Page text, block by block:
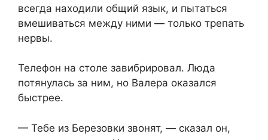
всегда находили общий язык, и пытаться
вмешиваться между ними — только трепать
нервы.
Телефон на столе завибрировал. Люда
потянулась за ним, но Валера оказался
быстрее.
— Тебе из Березовки звонят, — сказал он,